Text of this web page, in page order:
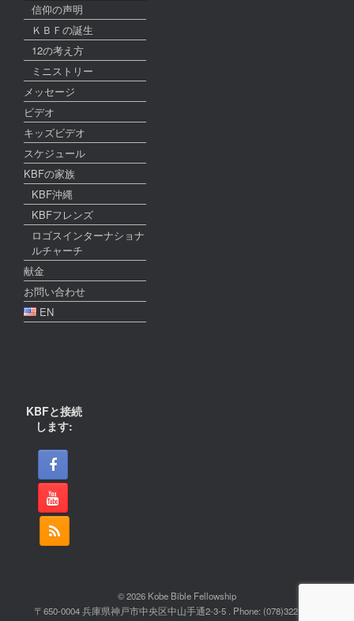
信仰の声明
ＫＢＦの誕生
12の考え方
ミニストリー
メッセージ
ビデオ
キッズビデオ
スケジュール
KBFの家族
KBF沖縄
KBFフレンズ
ロゴスインターナショナ
ルチャーチ
献金
お問い合わせ
EN
KBFと接続
します:
© 2026 Kobe Bible Fellowship
〒650-0004 兵庫県神戸市中央区中山手通2-3-5 . Phone: (078)322-2022